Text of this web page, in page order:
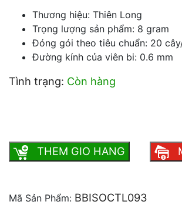
Thương hiệu: Thiên Long
Trọng lượng sản phẩm: 8 gram
Đóng gói theo tiêu chuẩn: 20
Đường kính của viên bi: 0.6 mm
Tình trạng: Còn hàng
THEM GIO HANG
Mã Sản Phẩm: BBISOCTL093